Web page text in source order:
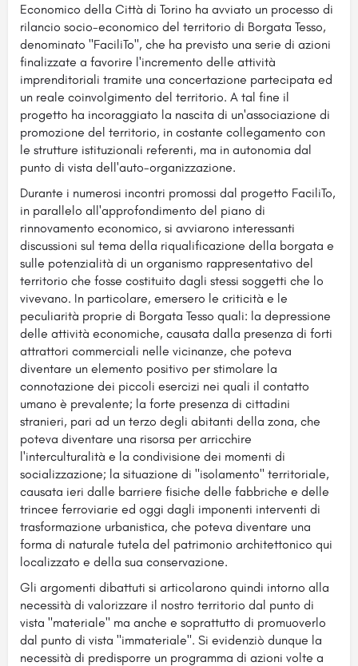
Economico della Città di Torino ha avviato un processo di
rilancio socio-economico del territorio di Borgata Tesso,
denominato "FaciliTo", che ha previsto una serie di azioni
finalizzate a favorire l'incremento delle attività
imprenditoriali tramite una concertazione partecipata ed
un reale coinvolgimento del territorio. A tal fine il
progetto ha incoraggiato la nascita di un'associazione di
promozione del territorio, in costante collegamento con
le strutture istituzionali referenti, ma in autonomia dal
punto di vista dell'auto-organizzazione.
Durante i numerosi incontri promossi dal progetto FaciliTo,
in parallelo all'approfondimento del piano di
rinnovamento economico, si avviarono interessanti
discussioni sul tema della riqualificazione della borgata e
sulle potenzialità di un organismo rappresentativo del
territorio che fosse costituito dagli stessi soggetti che lo
vivevano. In particolare, emersero le criticità e le
peculiarità proprie di Borgata Tesso quali: la depressione
delle attività economiche, causata dalla presenza di forti
attrattori commerciali nelle vicinanze, che poteva
diventare un elemento positivo per stimolare la
connotazione dei piccoli esercizi nei quali il contatto
umano è prevalente; la forte presenza di cittadini
stranieri, pari ad un terzo degli abitanti della zona, che
poteva diventare una risorsa per arricchire
l'interculturalità e la condivisione dei momenti di
socializzazione; la situazione di "isolamento" territoriale,
causata ieri dalle barriere fisiche delle fabbriche e delle
trincee ferroviarie ed oggi dagli imponenti interventi di
trasformazione urbanistica, che poteva diventare una
forma di naturale tutela del patrimonio architettonico qui
localizzato e della sua conservazione.
Gli argomenti dibattuti si articolarono quindi intorno alla
necessità di valorizzare il nostro territorio dal punto di
vista "materiale" ma anche e soprattutto di promuoverlo
dal punto di vista "immateriale". Si evidenziò dunque la
necessità di predisporre un programma di azioni volte a